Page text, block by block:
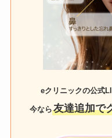
eクリニックの公式
今なら 友達追加で